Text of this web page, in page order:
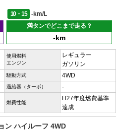
10・15
-km/L
満タンでどこまで走る？
-km
使用燃料
エンジン
レギュラー
ガソリン
駆動方式 4WD
過給器（ターボ） -
燃費性能
H27年度燃費基準
達成
ン ハイルーフ 4WD